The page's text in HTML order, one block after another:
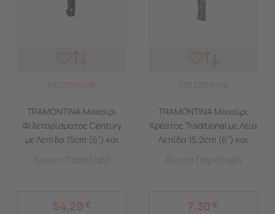
300.21536/196
TRAMONTINA Μαχαίρι
Φιλεταρίσματος Century
με Λεπίδα 15cm (6") και
Ξύλινη Λαβή
Άμεση Παραλαβή
54,20 €
300.22219/106
TRAMONTINA Μαχαίρι
Κρέατος Traditional με Λεία
Λεπίδα 15.2cm (6") και
Ξύλινη Λαβή
Άμεση Παραλαβή
7,30 €